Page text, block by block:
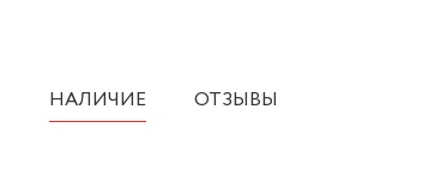
НАЛИЧИЕ ОТЗЫВЫ